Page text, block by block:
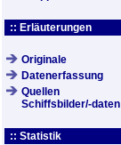
:: Erläuterungen
Originale
Datenerfassung
Quellen
Schiffsbilder/-daten
:: Statistik